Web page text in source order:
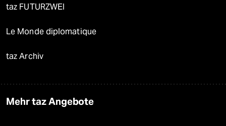
taz FUTURZWEI
Le Monde diplomatique
taz Archiv
Mehr taz Angebote